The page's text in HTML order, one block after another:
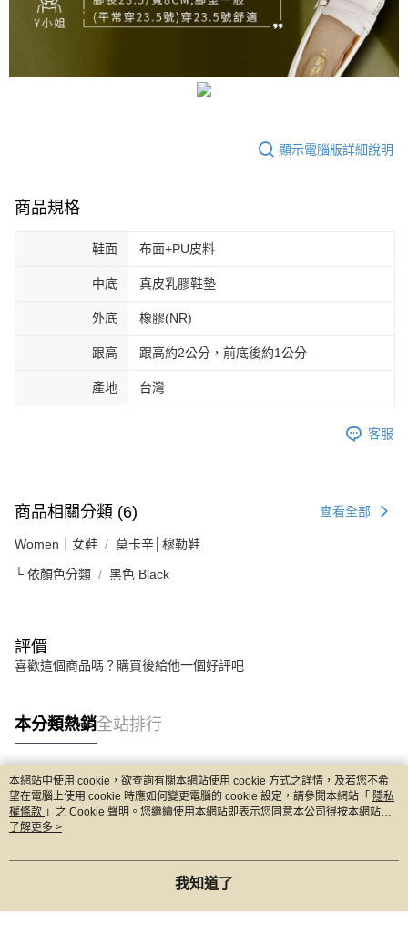
顯示電腦版詳細說明
商品規格
鞋面 布面+PU皮料
中底 真皮乳膠鞋墊
外底 橡膠(NR)
跟高 跟高約2公分，前底後約1公分
產地 台灣
客服
商品相關分類 (6) 查看全部
Women｜女鞋 莫卡辛│穆勒鞋
└ 依顏色分類 黑色 Black
評價
喜歡這個商品嗎？購買後給他一個好評吧
本分類熱銷全站排行
熱門標籤
本網站中使用 cookie，欲查詢有關本網站使用 cookie 方式之詳情，及若您不希
望在電腦上使用 cookie 時應如何變更電腦的 cookie 設定，請參閱本網站「 隱私
權條款 」之 Cookie 聲明。您繼續使用本網站即表示您同意本公司得按本網站使
用條款之 Cookie 聲明使用 cookie。
了解更多 >
我知道了